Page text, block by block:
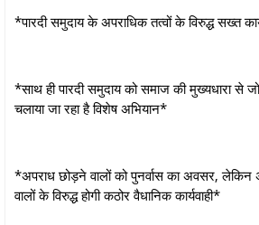
*पारदी समुदाय के अपराधिक तत्वों के विरुद्ध सख्त
*साथ ही पारदी समुदाय को समाज की मुख्यधारा से
चलाया जा रहा है विशेष अभियान*
*अपराध छोड़ने वालों को पुनर्वास का अवसर, लेकिन
वालों के विरुद्ध होगी कठोर वैधानिक कार्यवाही*